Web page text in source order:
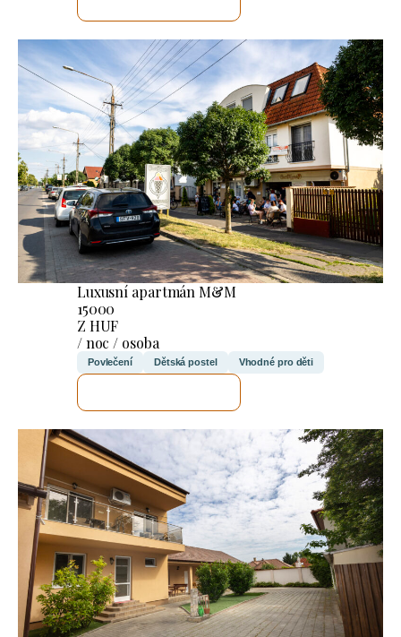
Luxusní apartmán M&M
15000
Z HUF
/ noc / osoba
Povlečení Dětská postel Vhodné pro děti